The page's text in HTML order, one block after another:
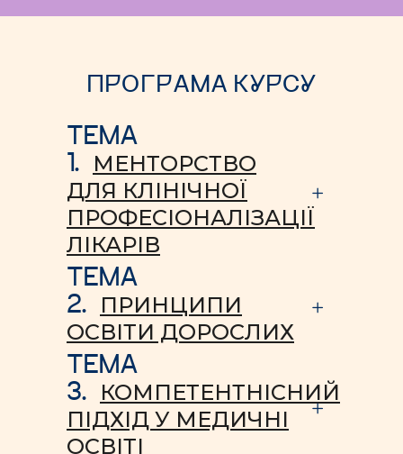
ПРОГРАМА КУРСУ
ТЕМА
1.
МЕНТОРСТВО
ДЛЯ КЛІНІЧНОЇ
ПРОФЕСІОНАЛІЗАЦІЇ
ЛІКАРІВ
ТЕМА
2.
ПРИНЦИПИ
ОСВІТИ ДОРОСЛИХ
ТЕМА
3.
КОМПЕТЕНТНІСНИЙ
ПІДХІД У МЕДИЧНІ
ОСВІТІ